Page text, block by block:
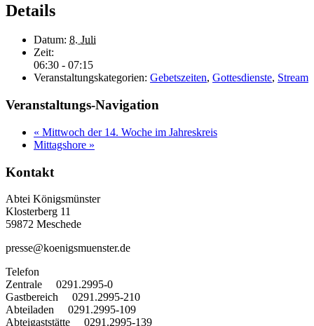
Details
Datum: 8. Juli
Zeit:
06:30 - 07:15
Veranstaltungskategorien: Gebetszeiten, Gottesdienste, Stream
Veranstaltungs-Navigation
« Mittwoch der 14. Woche im Jahreskreis
Mittagshore »
Kontakt
Abtei Königsmünster
Klosterberg 11
59872 Meschede
presse@koenigsmuenster.de
Telefon
Zentrale 0291.2995-0
Gastbereich 0291.2995-210
Abteiladen 0291.2995-109
Abteigaststätte 0291.2995-139